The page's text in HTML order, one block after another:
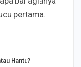
pertama.
Hantu?